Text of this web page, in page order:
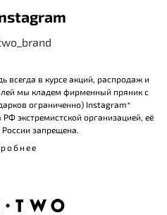
всегда в курсе акций, распродаж и
мы кладем фирменный пряник с
ограниченно) Instagram*
экстремистской организацией, её
России запрещена.